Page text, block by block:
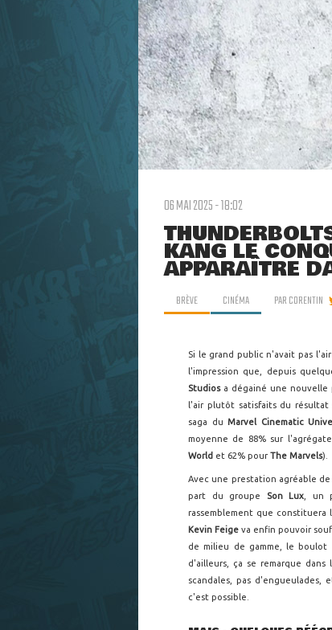
06 MAI 2025 - 18:02
KANG LE
APPARAÎTRE
BRÈVE CINÉMA PARCORENTIN
Si le grand public n'avait pas
l'impression que, depuis
Studiosa dégainé une nouvelle
l'air plutôt satisfaits du résultat
saga duMarvel Cinematic
moyenne de 88% sur
World et 62% pourThe Marvels).
Avec une prestation agréable
part du groupe
Son Lux , un
rassemblement que
Kevin Feige va enfin pouvoir
de milieu de gamme, le boulot
d'ailleurs, ça se remarque
scandales, pas d'engueulades,
c'est possible.